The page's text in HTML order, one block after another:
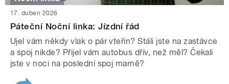
17. duben 2026
Páteční Noční linka: Jízdní řád
Ujel vám někdy vlak o pár vteřin? Stáli jste na zastávce
a spoj nikde? Přijel vám autobus dřív, než měl? Čekali
jste v noci na poslední spoj marně?